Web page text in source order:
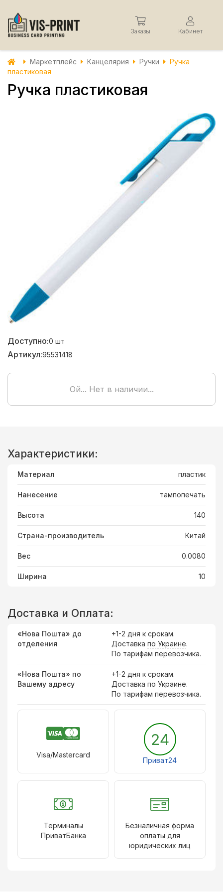
Заказы Кабинет
Маркетплейс Канцелярия Ручки
Ручка
пластиковая
Ручка пластиковая
Доступно:0 шт
Артикул:95531418
Ой... Нет в наличии...
Характеристики:
Материал пластик
Нанесение тампопечать
Высота 140
Страна-производитель Китай
Вес 0.0080
Ширина 10
Доставка и Оплата:
«Нова Пошта» до
отделения
+1-2 дня к срокам.
Доставка по Украине.
По тарифам перевозчика.
«Нова Пошта» по
Вашему адресу
+1-2 дня к срокам.
Доставка по Украине.
По тарифам перевозчика.
Visa/Mastercard
24
Приват24
Терминалы
ПриватБанка
Безналичная форма
оплаты для
юридических лиц